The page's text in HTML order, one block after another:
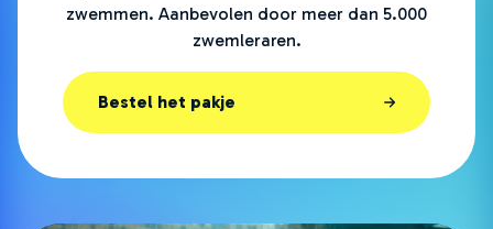
zwemmen. Aanbevolen door meer dan 5.000
zwemleraren.
Bestel het pakje